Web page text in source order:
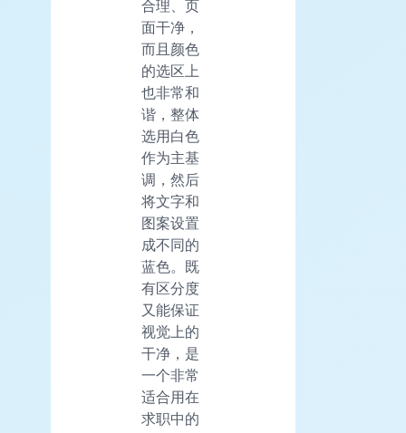
合理、页
面干净，
而且颜色
的选区上
也非常和
谐，整体
选用白色
作为主基
调，然后
将文字和
图案设置
成不同的
蓝色。既
有区分度
又能保证
视觉上的
干净，是
一个非常
适合用在
求职中的